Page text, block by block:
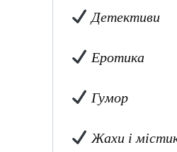
Детективи
Еротика
Гумор
Жахи і